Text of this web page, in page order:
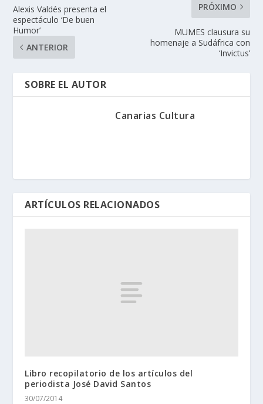
Alexis Valdés presenta el
espectáculo ‘De buen
Humor’
ANTERIOR
PRÓXIMO
MUMES clausura su
homenaje a Sudáfrica con
‘Invictus’
SOBRE EL AUTOR
Canarias Cultura
ARTÍCULOS RELACIONADOS
Libro recopilatorio de los artículos del
periodista José David Santos
30/07/2014